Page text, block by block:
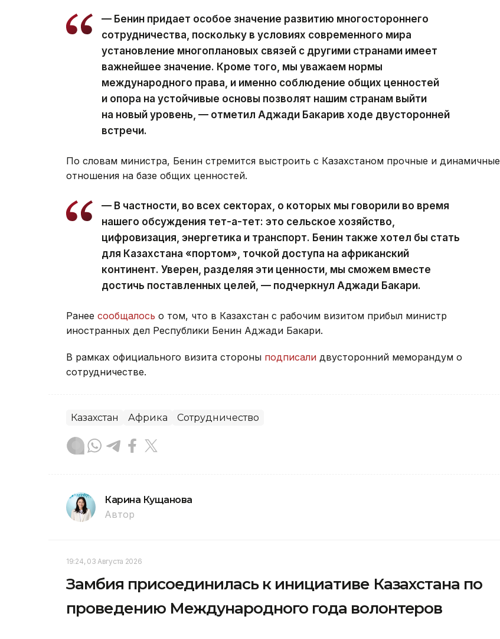
— Бенин придает особое значение развитию многостороннего
сотрудничества, поскольку в условиях современного мира
установление многоплановых связей с другими странами имеет
важнейшее значение. Кроме того, мы уважаем нормы
международного права, и именно соблюдение общих ценностей
и опора на устойчивые основы позволят нашим странам выйти
на новый уровень, — отметил Аджади Бакарив ходе двусторонней
встречи.
По словам министра, Бенин стремится выстроить с Казахстаном прочные и динамичные
отношения на базе общих ценностей.
— В частности, во всех секторах, о которых мы говорили во время
нашего обсуждения тет-а-тет: это сельское хозяйство,
цифровизация, энергетика и транспорт. Бенин также хотел бы стать
для Казахстана «портом», точкой доступа на африканский
континент. Уверен, разделяя эти ценности, мы сможем вместе
достичь поставленных целей, — подчеркнул Аджади Бакари.
Ранее сообщалось о том, что в Казахстан с рабочим визитом прибыл министр
иностранных дел Республики Бенин Аджади Бакари.
В рамках официального визита стороны подписали двусторонний меморандум о
сотрудничестве.
Казахстан Африка Сотрудничество
Карина Кущанова
Автор
19:24, 03 Августа 2026
Замбия присоединилась к инициативе Казахстана по
проведению Международного года волонтеров